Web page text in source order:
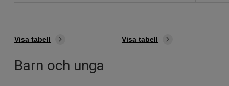
Visa tabell Visa tabell
Barn och unga